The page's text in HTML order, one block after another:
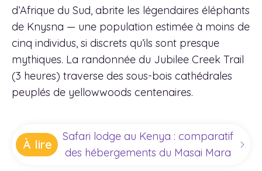
d’Afrique du Sud, abrite les légendaires éléphants
de Knysna — une population estimée à moins de
cinq individus, si discrets qu’ils sont presque
mythiques. La randonnée du Jubilee Creek Trail
(3 heures) traverse des sous-bois cathédrales
peuplés de yellowwoods centenaires.
À lire
Safari lodge au Kenya : comparatif
des hébergements du Masai Mara